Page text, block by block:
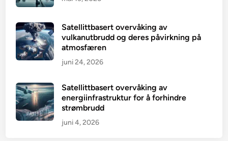
Satellittbasert overvåking av
vulkanutbrudd og deres påvirkning på
atmosfæren
juni 24, 2026
Satellittbasert overvåking av
energiinfrastruktur for å forhindre
strømbrudd
juni 4, 2026